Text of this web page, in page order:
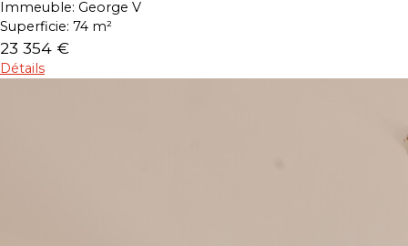
Immeuble: George V
Superficie: 74 m²
23 354 €
Détails